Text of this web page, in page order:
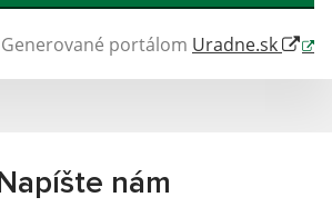
Generované portálom Uradne.sk
Napíšte nám